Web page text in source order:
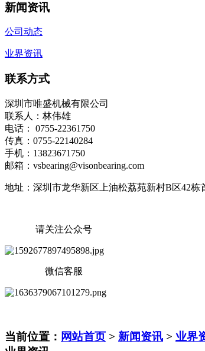
新闻资讯
公司动态
业界资讯
联系方式
深圳市唯盛机械有限公司
联系人：林伟雄
电话： 0755-22361750
传真：0755-22140284
手机：13823671750
邮箱：vsbearing@visonbearing.com
地址：深圳市龙华新区上油松荔苑新村B区42栋
请关注公众号
微信客服
当前位置： 网站首页 > 新闻资讯 > 业界